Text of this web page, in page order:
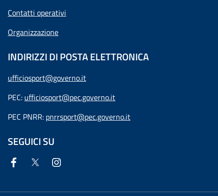
Contatti operativi
Organizzazione
INDIRIZZI DI POSTA ELETTRONICA
ufficiosport@governo.it
PEC: ufficiosport@pec.governo.it
PEC PNRR: pnrrsport@pec.governo.it
SEGUICI SU